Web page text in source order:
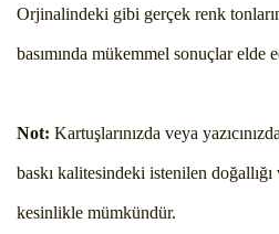
Orjinalindeki gibi gerçek renk
basımında mükemmel sonuçlar elde
Not: Kartuşlarınızda veya
baskı kalitesindeki istenilen
kesinlikle mümkündür.